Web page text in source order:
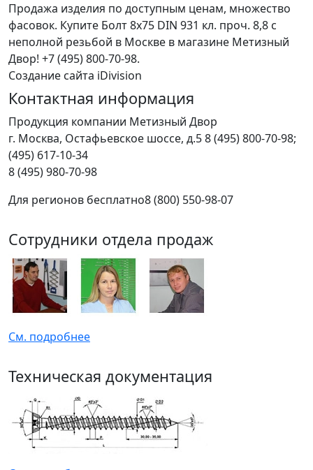
Продажа изделия по доступным ценам, множество
фасовок. Купите Болт 8х75 DIN 931 кл. проч. 8,8 с
неполной резьбой в Москве в магазине Метизный
Двор! +7 (495) 800-70-98.
Создание сайта iDivision
Контактная информация
Продукция компании Метизный Двор
г. Москва, Остафьевское шоссе, д.58 (495) 800-70-98;
(495) 617-10-34
8 (495) 980-70-98
Для регионов бесплатно8 (800) 550-98-07
Сотрудники отдела продаж
См. подробнее
Техническая документация